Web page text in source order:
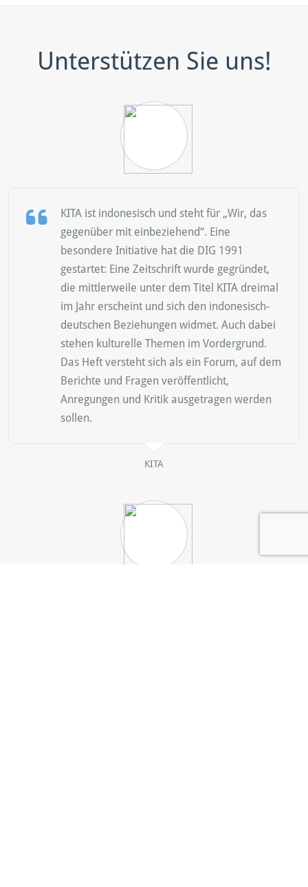
Unterstützen Sie uns!
KITA ist indonesisch und steht für „Wir, das
gegenüber mit einbeziehend“. Eine
besondere Initiative hat die DIG 1991
gestartet: Eine Zeitschrift wurde gegründet,
die mittlerweile unter dem Titel KITA dreimal
im Jahr erscheint und sich den indonesisch-
deutschen Beziehungen widmet. Auch dabei
stehen kulturelle Themen im Vordergrund.
Das Heft versteht sich als ein Forum, auf dem
Berichte und Fragen veröffentlicht,
Anregungen und Kritik ausgetragen werden
sollen.
KITA